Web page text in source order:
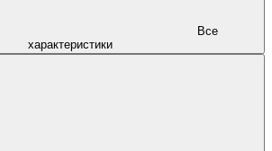
характеристики